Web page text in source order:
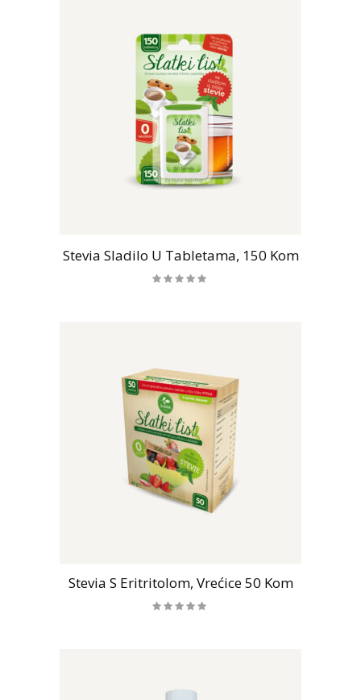
Stevia Sladilo U Tabletama, 150 Kom
Stevia S Eritritolom, Vrećice 50 Kom